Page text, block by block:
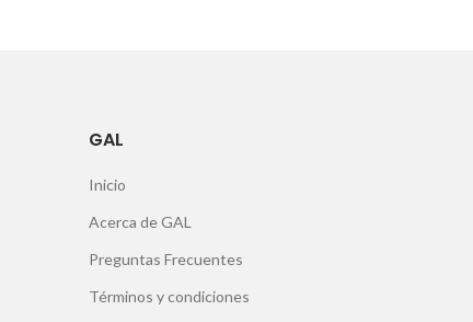
GAL
Inicio
Acerca de GAL
Preguntas Frecuentes
Términos y condiciones